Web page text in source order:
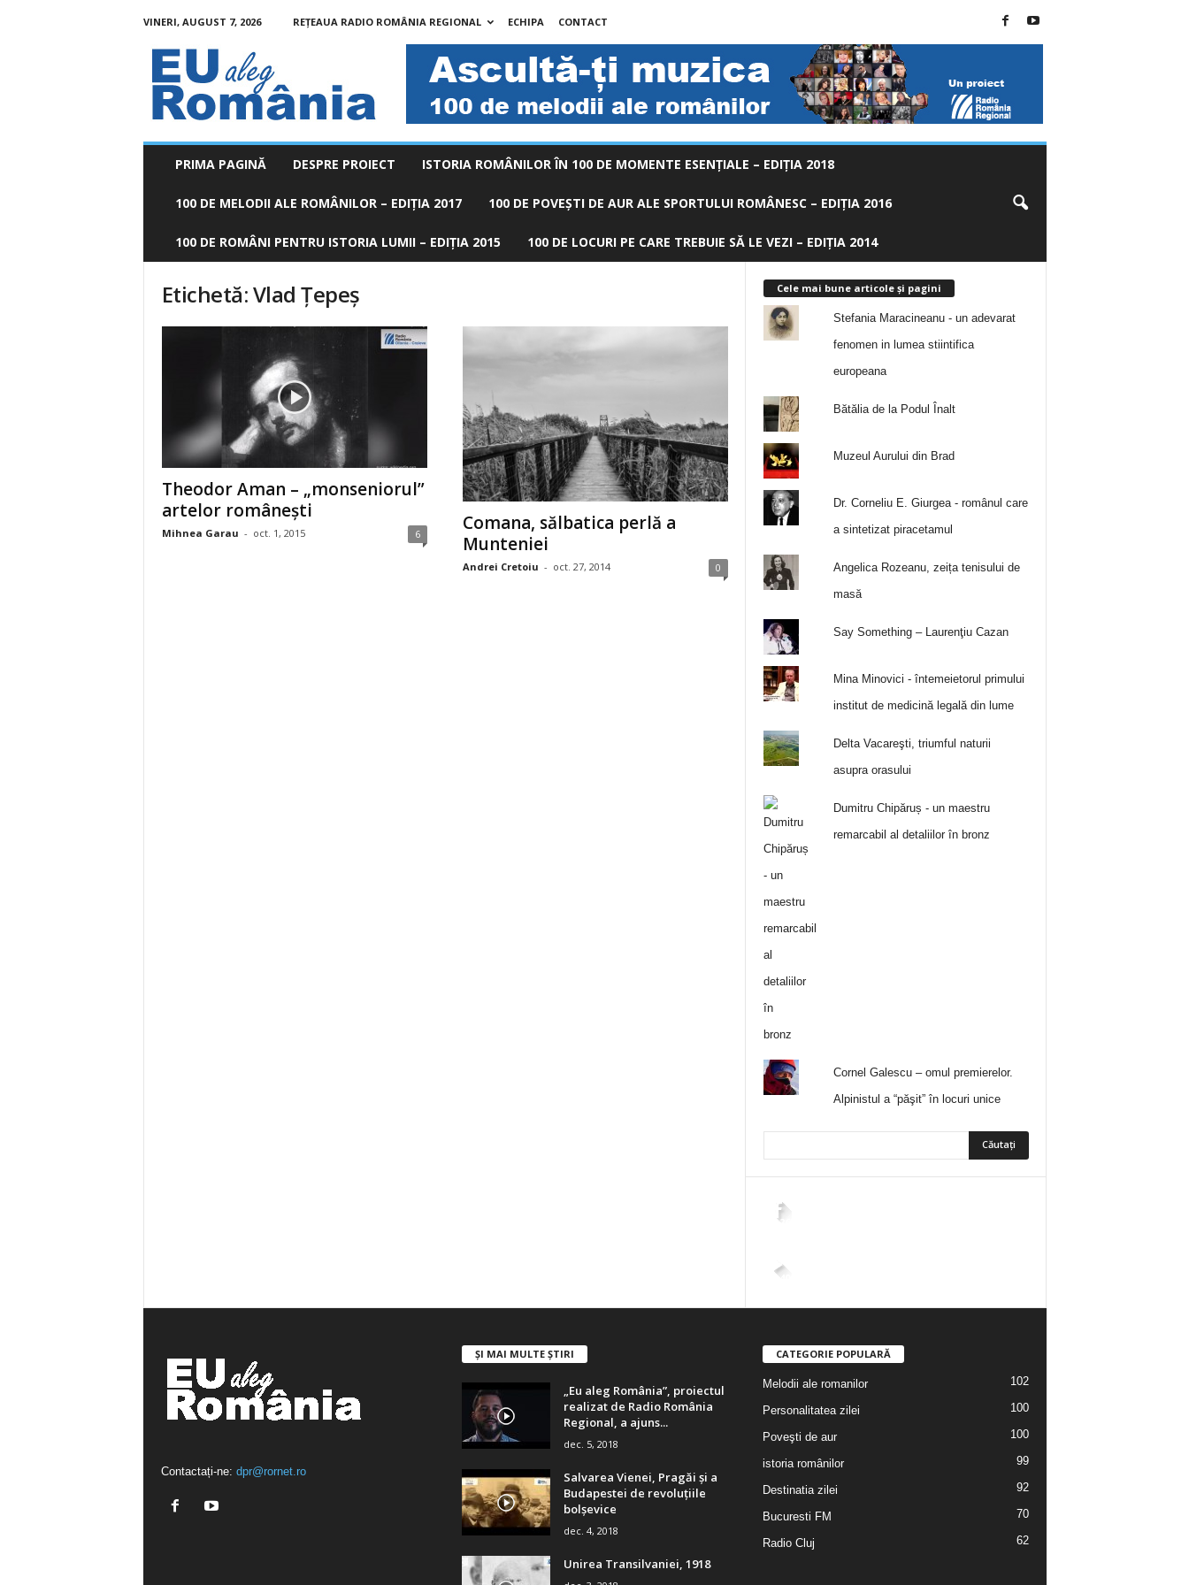
VINERI, AUGUST 7, 2026 REȚEAUA RADIO ROMÂNIA REGIONAL ECHIPA
CONTACT
aleg
România
PRIMA PAGINĂ DESPRE PROIECT ISTORIA ROMÂNILOR ÎN 100 DE MOMENTE ESENŢIALE – EDIŢIA 2018
100 DE MELODII ALE ROMÂNILOR – EDIȚIA 2017 100 DE POVEŞTI DE AUR ALE SPORTULUI ROMÂNESC – EDIȚIA 2016
100 DE ROMÂNI PENTRU ISTORIA LUMII – EDIȚIA 2015 100 DE LOCURI PE CARE TREBUIE SĂ LE VEZI – EDIȚIA 2014
Etichetă: Vlad Ţepeş
Theodor Aman – „monseniorul”
artelor româneşti
Mihnea Garau - oct. 1, 2015 6
Comana, sălbatica perlă a
Munteniei
Andrei Cretoiu - oct. 27, 2014 0
Cele mai bune articole și pagini
Stefania Maracineanu - un adevarat
fenomen in lumea stiintifica
europeana
Bătălia de la Podul Înalt
Muzeul Aurului din Brad
Dr. Corneliu E. Giurgea - românul care
a sintetizat piracetamul
Angelica Rozeanu, zeița tenisului de
masă
Say Something – Laurenţiu Cazan
Mina Minovici - întemeietorul primului
institut de medicină legală din lume
Delta Vacareşti, triumful naturii
asupra orasului
Dumitru Chipăruș - un maestru
remarcabil al detaliilor în bronz
Cornel Galescu – omul premierelor.
Alpinistul a “păşit” în locuri unice
2,265
4,400
Contactați-ne: dpr@rornet.ro
ȘI MAI MULTE ȘTIRI
„Eu aleg România”, proiectul
realizat de Radio România
Regional, a ajuns...
dec. 5, 2018
Salvarea Vienei, Pragăi şi a
Budapestei de revoluţiile
bolşevice
dec. 4, 2018
Unirea Transilvaniei, 1918
CATEGORIE POPULARĂ
Melodii ale romanilor 102
Personalitatea zilei 100
Poveşti de aur 100
istoria românilor 99
Destinatia zilei 92
Bucuresti FM 70
Radio Cluj 62